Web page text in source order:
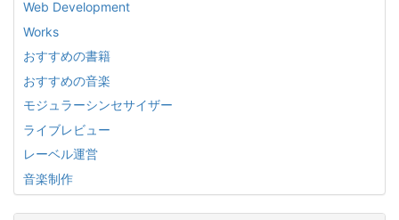
Web Development
Works
おすすめの書籍
おすすめの音楽
モジュラーシンセサイザー
ライブレビュー
レーベル運営
音楽制作